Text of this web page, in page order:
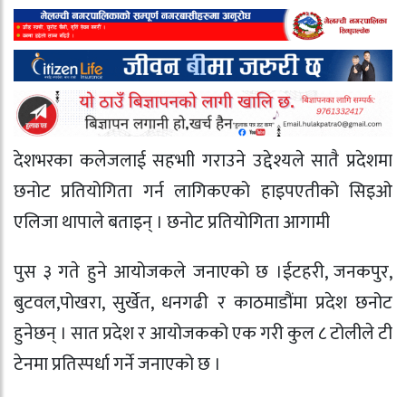
देशभरका कलेजलाई सहभाी गराउने उद्देश्यले सातै प्रदेशमा
छनोट प्रतियोगिता गर्न लागिकएको हाइपएतीको सिइओ
एलिजा थापाले बताइन् । छनोट प्रतियोगिता आगामी
पुस ३ गते हुने आयोजकले जनाएको छ ।ईटहरी, जनकपुर,
बुटवल,पोखरा, सुर्खेत, धनगढी र काठमाडौंमा प्रदेश छनोट
हुनेछन् । सात प्रदेश र आयोजकको एक गरी कुल ८ टोलीले टी
टेनमा प्रतिस्पर्धा गर्ने जनाएको छ ।